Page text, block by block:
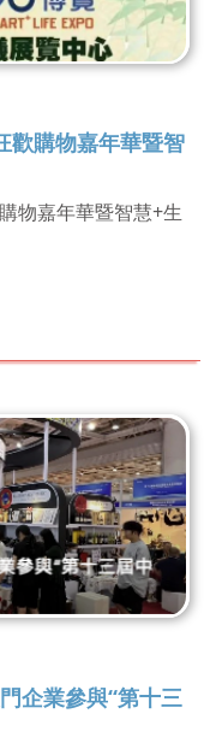
歡購物嘉年華暨智
物嘉年華暨智慧+生
企業參與“第十三